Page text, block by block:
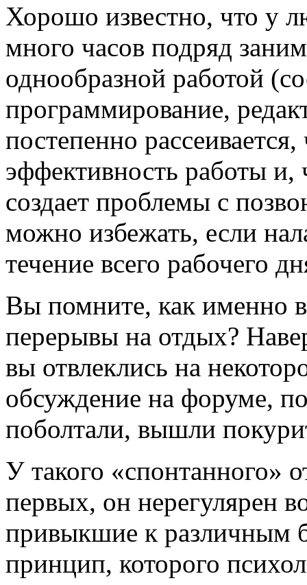
Хорошо известно, что у
много часов подряд
однообразной работой
программирование,
постепенно
эффективность работы и,
создает проблемы с
можно избежать, если
течение всего рабочего
Вы помните, как именно
перерывы на отдых?
вы отвлеклись на
обсуждение на форуме,
поболтали, вышли
У такого «спонтанного»
первых, он нерегулярен
привыкшие к различным
принцип, которого